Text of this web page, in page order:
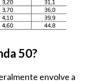
50?
envolve a